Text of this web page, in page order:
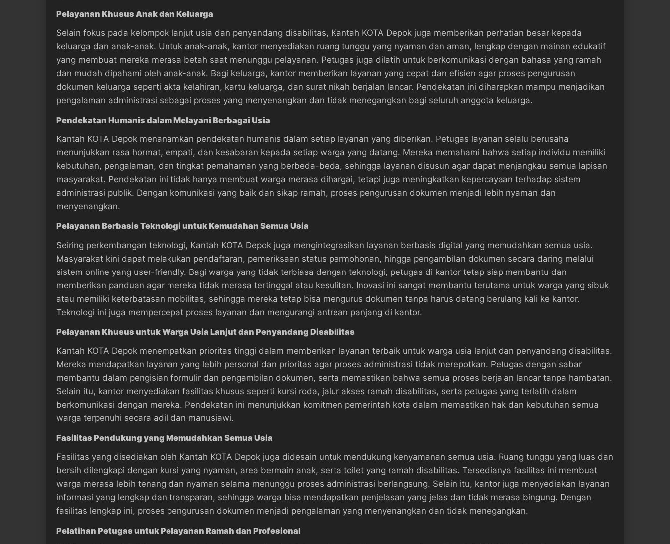
Pelayanan Khusus Anak dan Keluarga
Selain fokus pada kelompok lanjut usia dan penyandang disabilitas, Kantah KOTA Depok juga memberikan perhatian besar kepada
keluarga dan anak-anak. Untuk anak-anak, kantor menyediakan ruang tunggu yang nyaman dan aman, lengkap dengan mainan edukatif
yang membuat mereka merasa betah saat menunggu pelayanan. Petugas juga dilatih untuk berkomunikasi dengan bahasa yang ramah
dan mudah dipahami oleh anak-anak. Bagi keluarga, kantor memberikan layanan yang cepat dan efisien agar proses pengurusan
dokumen keluarga seperti akta kelahiran, kartu keluarga, dan surat nikah berjalan lancar. Pendekatan ini diharapkan mampu menjadikan
pengalaman administrasi sebagai proses yang menyenangkan dan tidak menegangkan bagi seluruh anggota keluarga.
Pendekatan Humanis dalam Melayani Berbagai Usia
Kantah KOTA Depok menanamkan pendekatan humanis dalam setiap layanan yang diberikan. Petugas layanan selalu berusaha
menunjukkan rasa hormat, empati, dan kesabaran kepada setiap warga yang datang. Mereka memahami bahwa setiap individu memiliki
kebutuhan, pengalaman, dan tingkat pemahaman yang berbeda-beda, sehingga layanan disusun agar dapat menjangkau semua lapisan
masyarakat. Pendekatan ini tidak hanya membuat warga merasa dihargai, tetapi juga meningkatkan kepercayaan terhadap sistem
administrasi publik. Dengan komunikasi yang baik dan sikap ramah, proses pengurusan dokumen menjadi lebih nyaman dan
menyenangkan.
Pelayanan Berbasis Teknologi untuk Kemudahan Semua Usia
Seiring perkembangan teknologi, Kantah KOTA Depok juga mengintegrasikan layanan berbasis digital yang memudahkan semua usia.
Masyarakat kini dapat melakukan pendaftaran, pemeriksaan status permohonan, hingga pengambilan dokumen secara daring melalui
sistem online yang user-friendly. Bagi warga yang tidak terbiasa dengan teknologi, petugas di kantor tetap siap membantu dan
memberikan panduan agar mereka tidak merasa tertinggal atau kesulitan. Inovasi ini sangat membantu terutama untuk warga yang sibuk
atau memiliki keterbatasan mobilitas, sehingga mereka tetap bisa mengurus dokumen tanpa harus datang berulang kali ke kantor.
Teknologi ini juga mempercepat proses layanan dan mengurangi antrean panjang di kantor.
Pelayanan Khusus untuk Warga Usia Lanjut dan Penyandang Disabilitas
Kantah KOTA Depok menempatkan prioritas tinggi dalam memberikan layanan terbaik untuk warga usia lanjut dan penyandang disabilitas.
Mereka mendapatkan layanan yang lebih personal dan prioritas agar proses administrasi tidak merepotkan. Petugas dengan sabar
membantu dalam pengisian formulir dan pengambilan dokumen, serta memastikan bahwa semua proses berjalan lancar tanpa hambatan.
Selain itu, kantor menyediakan fasilitas khusus seperti kursi roda, jalur akses ramah disabilitas, serta petugas yang terlatih dalam
berkomunikasi dengan mereka. Pendekatan ini menunjukkan komitmen pemerintah kota dalam memastikan hak dan kebutuhan semua
warga terpenuhi secara adil dan manusiawi.
Fasilitas Pendukung yang Memudahkan Semua Usia
Fasilitas yang disediakan oleh Kantah KOTA Depok juga didesain untuk mendukung kenyamanan semua usia. Ruang tunggu yang luas dan
bersih dilengkapi dengan kursi yang nyaman, area bermain anak, serta toilet yang ramah disabilitas. Tersedianya fasilitas ini membuat
warga merasa lebih tenang dan nyaman selama menunggu proses administrasi berlangsung. Selain itu, kantor juga menyediakan layanan
informasi yang lengkap dan transparan, sehingga warga bisa mendapatkan penjelasan yang jelas dan tidak merasa bingung. Dengan
fasilitas lengkap ini, proses pengurusan dokumen menjadi pengalaman yang menyenangkan dan tidak menegangkan.
Pelatihan Petugas untuk Pelayanan Ramah dan Profesional